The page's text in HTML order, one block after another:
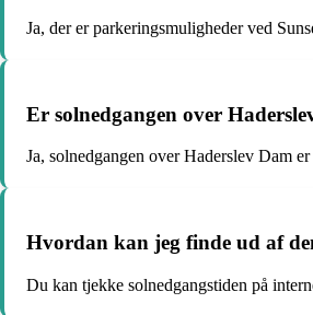
Ja, der er parkeringsmuligheder ved
Er solnedgangen over
Ja, solnedgangen over Haderslev Dam
Hvordan kan jeg finde ud af
Du kan tjekke solnedgangstiden på